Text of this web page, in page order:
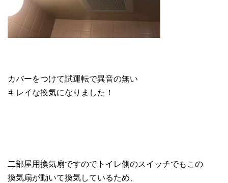
カバーをつけて試運転で異音の無い
キレイな換気になりました！
二部屋用換気扇ですのでトイレ側のスイッチでもこの
換気扇が動いて換気しているため、